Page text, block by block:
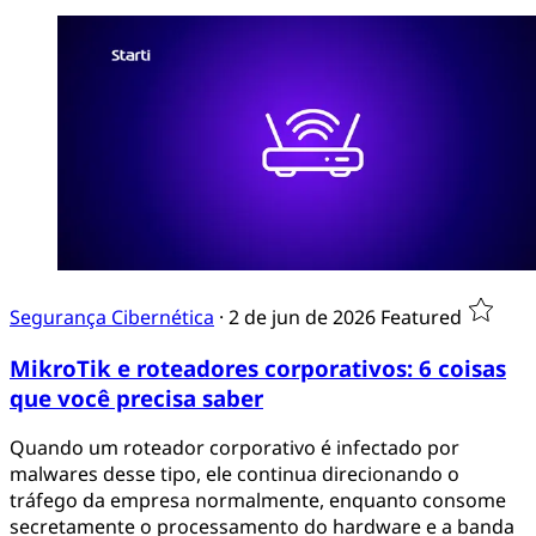
Segurança Cibernética · 2 de jun de 2026 Featured
MikroTik e roteadores corporativos: 6 coisas
que você precisa saber
Quando um roteador corporativo é infectado por
malwares desse tipo, ele continua direcionando o
tráfego da empresa normalmente, enquanto consome
secretamente o processamento do hardware e a banda